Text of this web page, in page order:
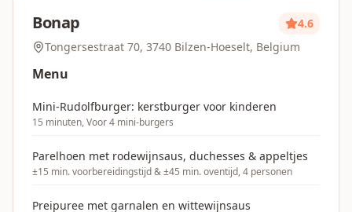
Bonap
4.6
Tongersestraat 70, 3740 Bilzen-Hoeselt, Belgium
Menu
Mini-Rudolfburger: kerstburger voor kinderen
15 minuten, Voor 4 mini-burgers
Parelhoen met rodewijnsaus, duchesses & appeltjes
±15 min. voorbereidingstijd & ±45 min. oventijd, 4 personen
Preipuree met garnalen en wittewijnsaus